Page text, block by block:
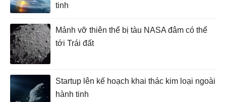
tinh
Mảnh vỡ thiên thể bị tàu NASA đâm có thể
tới Trái đất
Startup lên kế hoạch khai thác kim loại ngoài
hành tinh